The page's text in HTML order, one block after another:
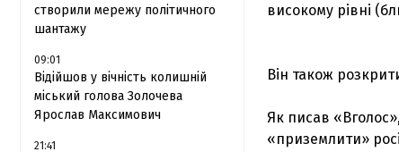
створили мережу політичного
шантажу
09:01
Відійшов у вічність колишній
міський голова Золочева
Ярослав Максимович
21:41
високому рівні
Він також
Як писав
«приземлити»